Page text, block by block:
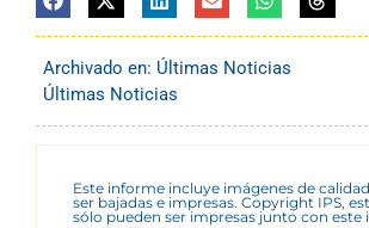
Archivado en: Últimas Noticias
Últimas Noticias
Este informe incluye imágenes de
ser bajadas e impresas. Copyright IPS,
sólo pueden ser impresas junto con este